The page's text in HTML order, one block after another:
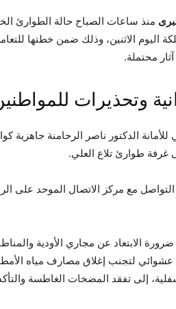
منذ ساعات الصباح حالة الطوارئ
اليوم الاثنين، وذلك ضمن خطتها للتعامل
محتملة.
وتحذيرات
للأمانة الدكتور ناصر الرحامنة جاهزية
غرفة طوارئ تلاع العلي.
مع مركز الاتصال الموحد على
الابتعاد عن مجاري الأودية
عشوائي لتجنب إغلاق مصارف مياه
إلى تفقد المضخات الغاطسة